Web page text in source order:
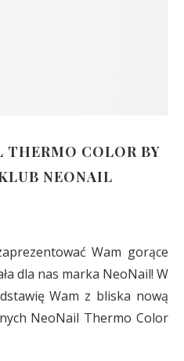
THERMO COLOR BY
NEONAIL
Wam gorące
dla nas marka NeoNail! W
Wam z bliska nową
NeoNail Thermo Color